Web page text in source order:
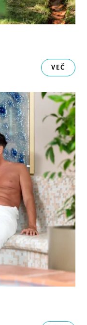
VEČ